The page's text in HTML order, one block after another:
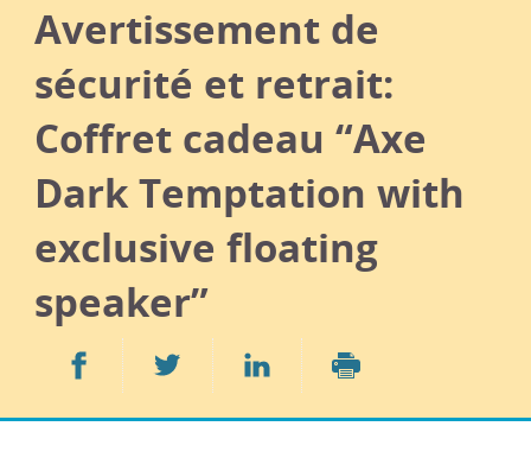
Avertissement de
sécurité et retrait:
Coffret cadeau “Axe
Dark Temptation with
exclusive floating
speaker”
Partager
Partager
Partager